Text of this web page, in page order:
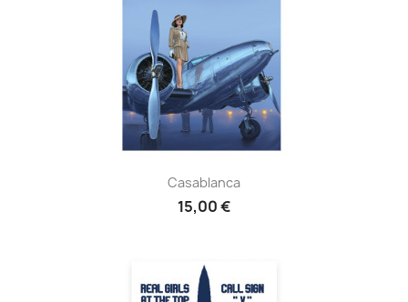
Casablanca
15,00 €